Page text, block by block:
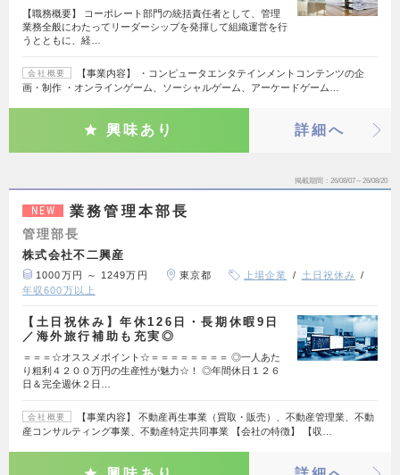
【職務概要】 コーポレート部門の統括責任者として、管理
業務全般にわたってリーダーシップを発揮して組織運営を行
うとともに、経…
会社概要
【事業内容】 ・コンピュータエンタテインメントコンテンツの企
画・制作 ・オンラインゲーム、ソーシャルゲーム、アーケードゲーム…
興味あり 詳細へ
掲載期間 26/08/07～26/08/20
NEW 業務管理本部長
管理部長
株式会社不二興産
1000万円 ～ 1249万円 東京都 上場企業
土日祝休み
年収600万以上
【土日祝休み】年休126日・長期休暇9日
／海外旅行補助も充実◎
＝＝＝☆オススメポイント☆＝＝＝＝＝＝＝＝ ◎一人あた
り粗利４２００万円の生産性が魅力☆！ ◎年間休日１２６
日＆完全週休２日…
会社概要
【事業内容】 不動産再生事業（買取・販売）、不動産管理業、不動
産コンサルティング事業、不動産特定共同事業 【会社の特徴】 【収…